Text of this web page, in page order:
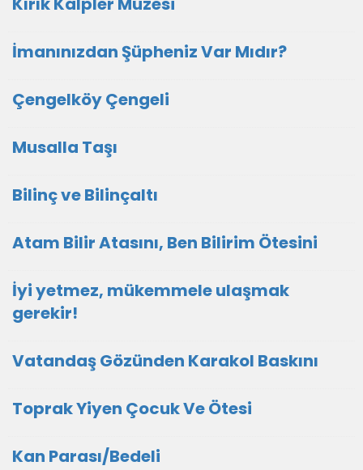
İmanınızdan Şüpheniz Var Mıdır?
Çengelköy Çengeli
Musalla Taşı
Bilinç ve Bilinçaltı
Atam Bilir Atasını, Ben Bilirim Ötesini
İyi yetmez, mükemmele ulaşmak
gerekir!
Vatandaş Gözünden Karakol Baskını
Toprak Yiyen Çocuk Ve Ötesi
Kan Parası/Bedeli